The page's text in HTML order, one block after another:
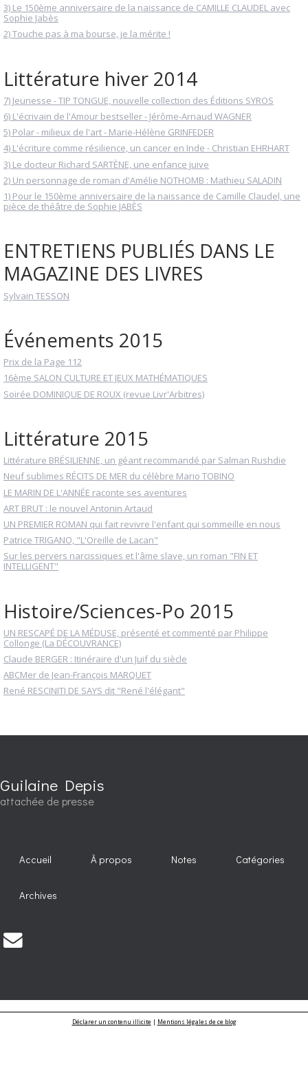
3) Le 150ème anniversaire de la naissance de CAMILLE CLAUDEL avec
Sophie Jabès
2) Touche pas à ma bourse, je la mérite !
Littérature hiver 2014
7) Jeunesse - TIP TONGUE, nouvelle collection des Éditions SYROS
6) L'écrivain de l'Amour bestseller - Jérôme-Arnaud WAGNER
5) Polar - milieux de l'art - Marie-Hélène GRINFEDER
4) L'écriture comme résilience, un cancer en Inde - Christian EHRHART
3) Le docteur Richard SARTÈNE, une enfance juive
2) Un personnage de roman d'Amélie NOTHOMB : Mathieu SALADIN
1) Pour le 150ème anniversaire de la naissance de Camille Claudel, une
pièce de théâtre de Sophie JABÈS
ENTRETIENS PUBLIÉS DANS LE
MAGAZINE DES LIVRES
Sylvain TESSON
Événements 2015
Prix de la Page 112
16ème SALON CULTURE ET JEUX MATHÉMATIQUES
Soirée DOMINIQUE DE ROUX (revue Livr'Arbitres)
Littérature 2015
Littérature BRÉSILIENNE, un géant recommandé par Salman Rushdie
Neuf sublimes RÉCITS DE MER du célèbre Mario TOBINO
LE MARIN DE L'ANNÉE raconte ses aventures
ART BRUT : le nouvel Antonin Artaud
UN PREMIER ROMAN qui fait revivre l'enfant qui sommeille en nous
Patrice TRIGANO, "L'Oreille de Lacan"
Sur les pervers narcissiques et l'âme slave, un roman "FIN ET
INTELLIGENT"
Histoire/Sciences-Po 2015
UN RESCAPÉ DE LA MÉDUSE, présenté et commenté par Philippe
Collonge (La DÉCOUVRANCE)
Claude BERGER : Itinéraire d'un Juif du siècle
ABCMer de Jean-François MARQUET
René RESCINITI DE SAYS dit "René l'élégant"
Guilaine Depis
attachée de presse
Accueil À propos Notes Catégories
Archives
Déclarer un contenu illicite| Mentions légales de ce blog